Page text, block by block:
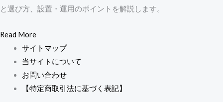
と選び方、設置・運用のポイントを解説します。
Read More
サイトマップ
当サイトについて
お問い合わせ
【特定商取引法に基づく表記】